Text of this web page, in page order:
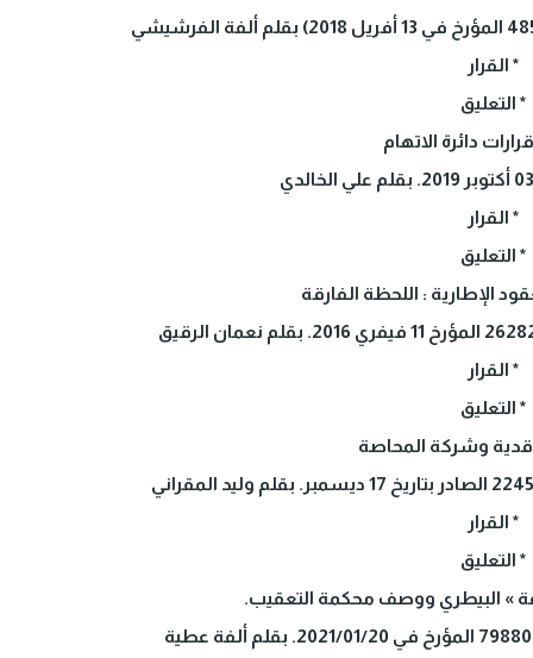
* القرار
* التعليق
دائرة الاتهام
* القرار
* التعليق
الإطارية : اللحظة الفارقة
* القرار
* التعليق
وشركة المحاصة
* القرار
* التعليق
» البيطري ووصف محكمة التعقيب.